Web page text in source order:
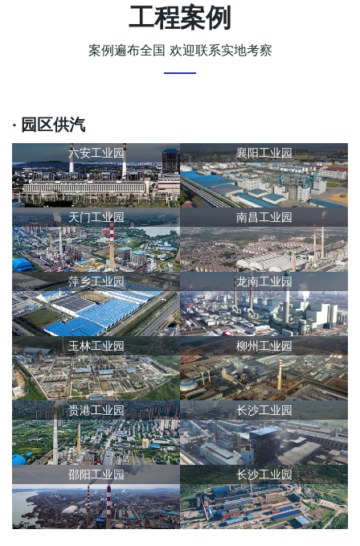
工程案例
案例遍布全国 欢迎联系实地考察
· 园区供汽
六安工业园 襄阳工业园
天门工业园 南昌工业园
萍乡工业园 龙南工业园
玉林工业园 柳州工业园
贵港工业园 长沙工业园
邵阳工业园 长沙工业园